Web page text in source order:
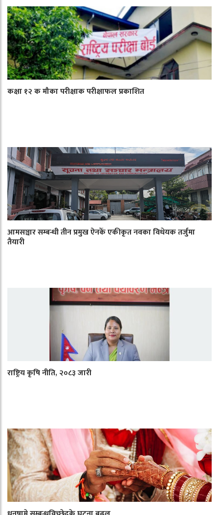
कक्षा १२ क मौका परीक्षाक परीक्षाफल प्रकाशित
आमसञ्चार सम्बन्धी तीन प्रमुख ऐनकेँ एकीकृत नवका विधेयक तर्जुमा
तैयारी
राष्ट्रिय कृषि नीति, २०८३ जारी